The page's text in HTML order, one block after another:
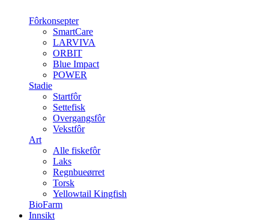
Fôrkonsepter
SmartCare
LARVIVA
ORBIT
Blue Impact
POWER
Stadie
Startfôr
Settefisk
Overgangsfôr
Vekstfôr
Art
Alle fiskefôr
Laks
Regnbueørret
Torsk
Yellowtail Kingfish
BioFarm
Innsikt